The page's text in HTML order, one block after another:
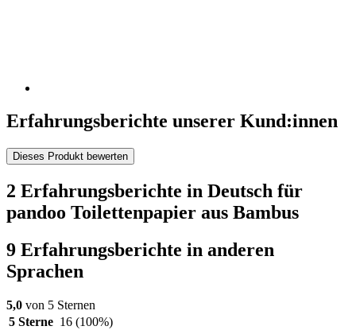
Erfahrungsberichte unserer Kund:innen
Dieses Produkt bewerten
2 Erfahrungsberichte in Deutsch für
pandoo Toilettenpapier aus Bambus
9 Erfahrungsberichte in anderen
Sprachen
5,0 von 5 Sternen
5 Sterne 16 (100%)